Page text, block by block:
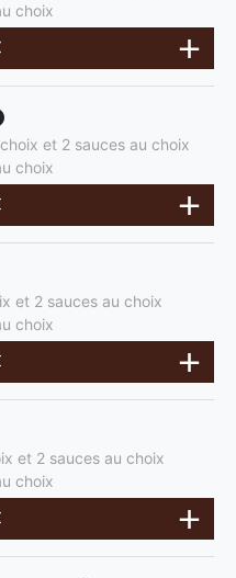
choix
et 2 sauces au choix
choix
et 2 sauces au choix
choix
et 2 sauces au choix
choix